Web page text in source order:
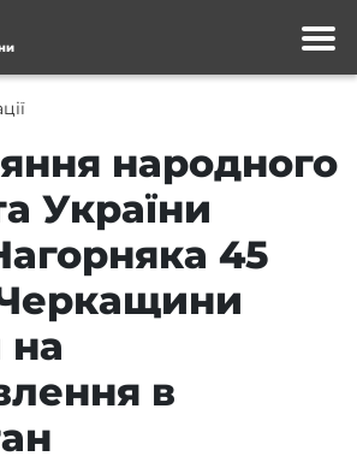
народного
України
45
Черкащини
на
в